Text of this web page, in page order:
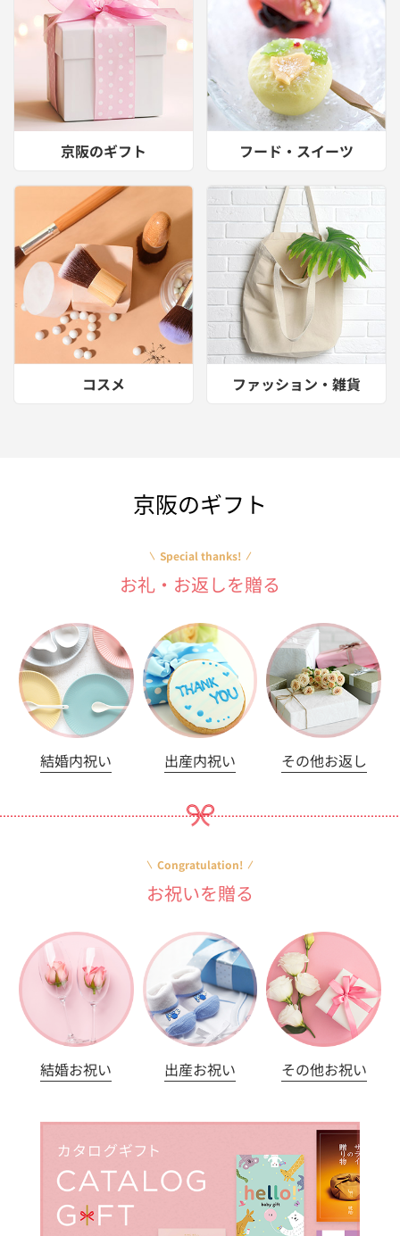
京阪のギフト フード・スイーツ
コスメ ファッション・雑貨
京阪のギフト
Special thanks!
お礼・お返しを贈る
結婚内祝い 出産内祝い その他お返し
Congratulation!
お祝いを贈る
結婚お祝い 出産お祝い その他お祝い